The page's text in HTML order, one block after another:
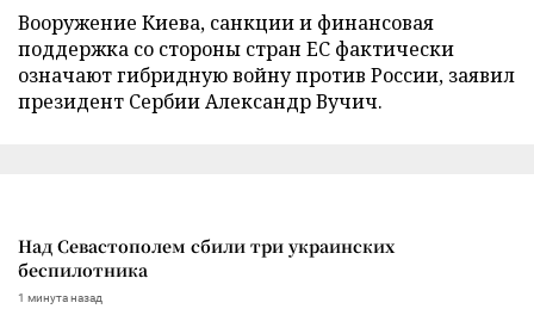
Вооружение Киева, санкции и финансовая
поддержка со стороны стран ЕС фактически
означают гибридную войну против России, заявил
президент Сербии Александр Вучич.
Над Севастополем сбили три украинских
беспилотника
1 минута назад